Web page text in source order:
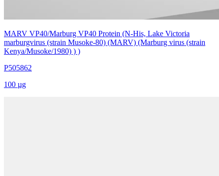
MARV VP40/Marburg VP40 Protein (N-His, Lake Victoria
marburgvirus (strain Musoke-80) (MARV) (Marburg virus (strain
Kenya/Musoke/1980) ) )
P505862
100 µg